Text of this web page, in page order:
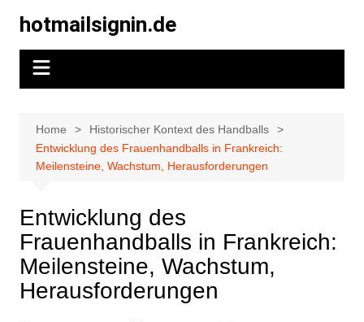
content
hotmailsignin.de
Home
Historischer Kontext des Handballs
Entwicklung des Frauenhandballs in Frankreich:
Meilensteine, Wachstum, Herausforderungen
Entwicklung des
Frauenhandballs in Frankreich:
Meilensteine, Wachstum,
Herausforderungen